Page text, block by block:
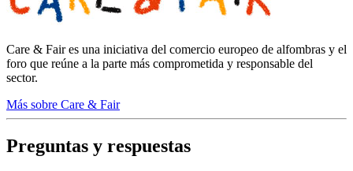
Care & Fair es una iniciativa del comercio europeo de alfombras y el
foro que reúne a la parte más comprometida y responsable del
sector.
Más sobre Care & Fair
Preguntas y respuestas